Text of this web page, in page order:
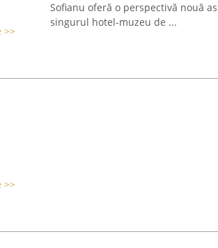
>>
Sofianu oferă o perspectivă nouă
singurul hotel-muzeu de ...
>>